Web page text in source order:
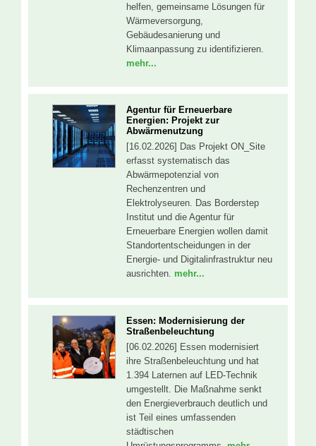
helfen, gemeinsame Lösungen für
Wärmeversorgung,
Gebäudesanierung und
Klimaanpassung zu identifizieren.
mehr...
Agentur für Erneuerbare
Energien: Projekt zur
Abwärmenutzung
[16.02.2026] Das Projekt ON_Site
erfasst systematisch das
Abwärmepotenzial von
Rechenzentren und
Elektrolyseuren. Das Borderstep
Institut und die Agentur für
Erneuerbare Energien wollen damit
Standortentscheidungen in der
Energie- und Digitalinfrastruktur neu
ausrichten. mehr...
Essen: Modernisierung der
Straßenbeleuchtung
[06.02.2026] Essen modernisiert
ihre Straßenbeleuchtung und hat
1.394 Laternen auf LED-Technik
umgestellt. Die Maßnahme senkt
den Energieverbrauch deutlich und
ist Teil eines umfassenden
städtischen